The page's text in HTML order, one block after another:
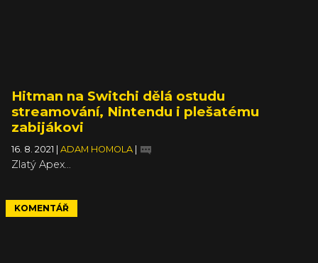
Hitman na Switchi dělá ostudu
streamování, Nintendu i plešatému
zabijákovi
16. 8. 2021 ADAM HOMOLA
Zlatý Apex...
KOMENTÁŘ